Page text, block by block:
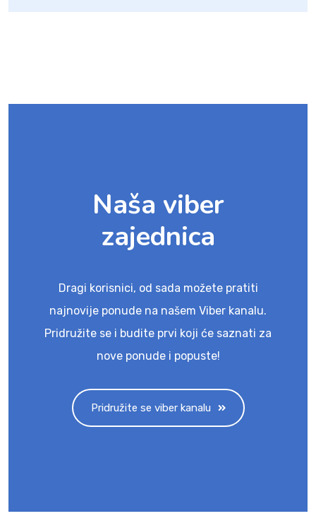
Naša viber
zajednica
Dragi korisnici, od sada možete pratiti
najnovije ponude na našem Viber kanalu.
Pridružite se i budite prvi koji će saznati za
nove ponude i popuste!
Pridružite se viber kanalu